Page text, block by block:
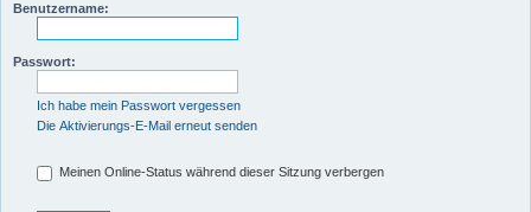
Benutzername:
Passwort:
Ich habe mein Passwort vergessen
Die Aktivierungs-E-Mail erneut senden
Meinen Online-Status während dieser Sitzung verbergen